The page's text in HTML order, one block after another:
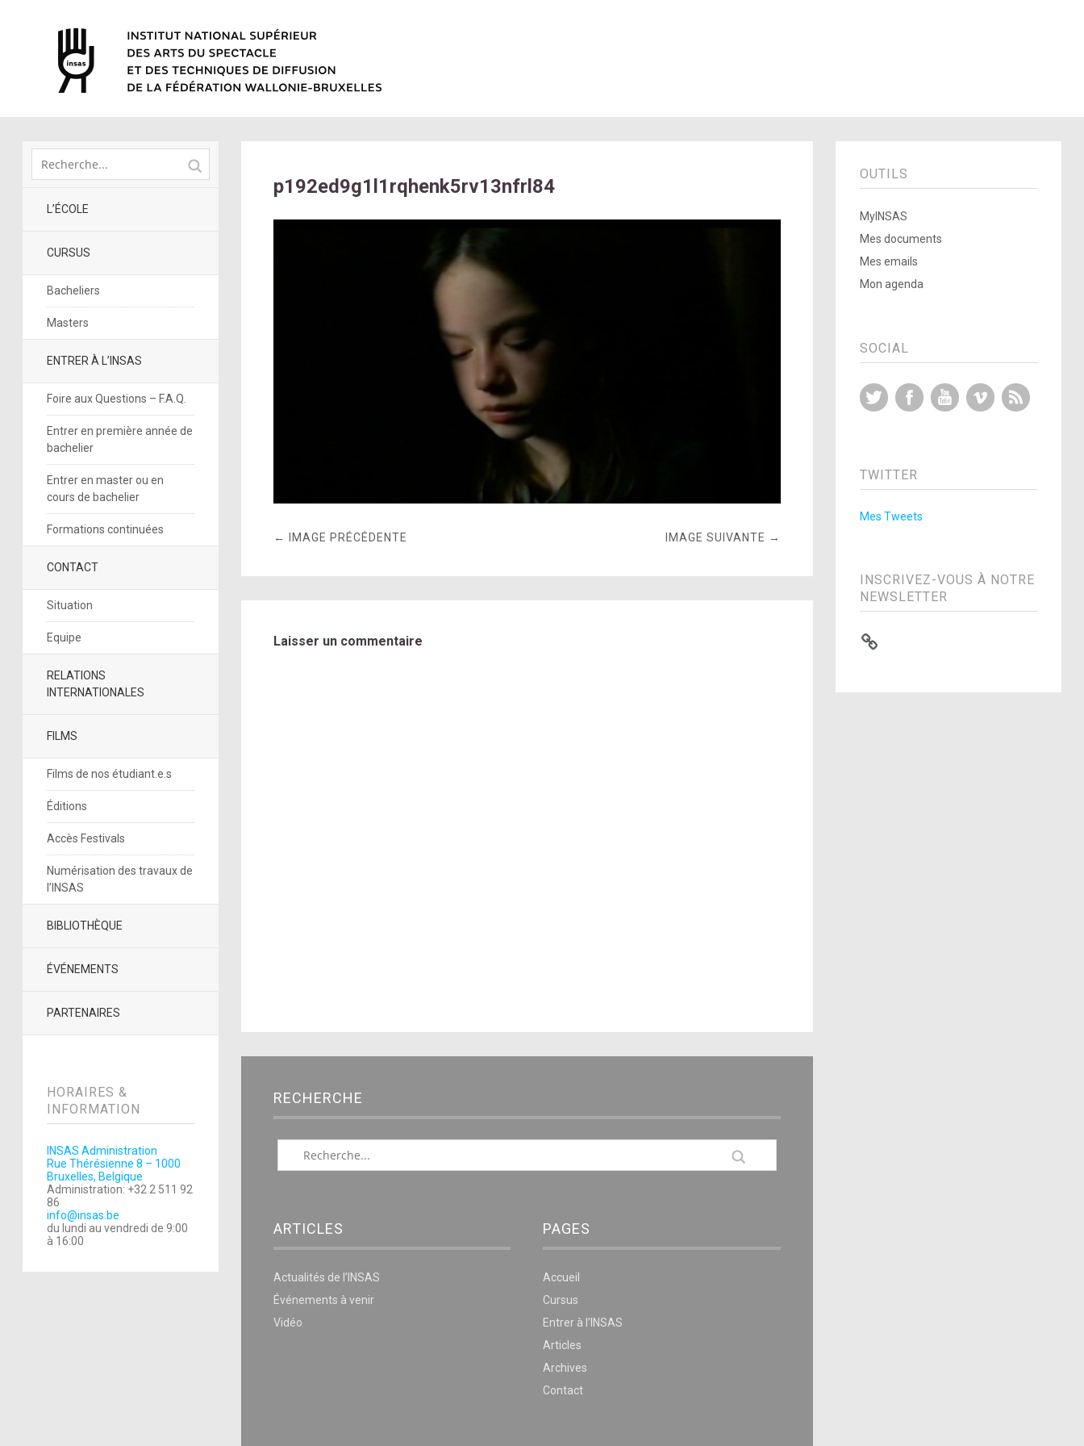
L’ÉCOLE
CURSUS
Bacheliers
Masters
ENTRER À L’INSAS
Foire aux Questions – F.A.Q.
Entrer en première année de
bachelier
Entrer en master ou en
cours de bachelier
Formations continuées
CONTACT
Situation
Equipe
RELATIONS
INTERNATIONALES
FILMS
Films de nos étudiant.e.s
Éditions
Accès Festivals
Numérisation des travaux de
l’INSAS
BIBLIOTHÈQUE
ÉVÉNEMENTS
PARTENAIRES
HORAIRES &
INFORMATION
INSAS Administration
Rue Thérésienne 8 – 1000
Bruxelles, Belgique
Administration: +32 2 511 92
86
info@insas.be
du lundi au vendredi de 9:00
à 16:00
p192ed9g1l1rqhenk5rv13nfrl84
← IMAGE PRÉCÉDENTE IMAGE SUIVANTE →
Laisser un commentaire
RECHERCHE
ARTICLES
Actualités de l’INSAS
Événements à venir
Vidéo
PAGES
Accueil
Cursus
Entrer à l’INSAS
Articles
Archives
Contact
OUTILS
MyINSAS
Mes documents
Mes emails
Mon agenda
SOCIAL
Twitter FacebookYouTubeVimeo
TWITTER
Mes Tweets
INSCRIVEZ-VOUS À NOTRE
NEWSLETTER